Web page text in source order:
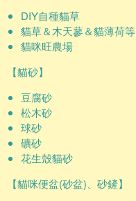
DIY自種貓草
貓草＆木天蓼＆貓薄荷等
貓咪旺農場
【貓砂】
豆腐砂
松木砂
球砂
礦砂
花生殼貓砂
【貓咪便盆(砂盆)、砂鏟】